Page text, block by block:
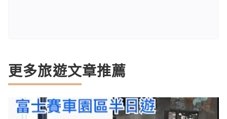
更多旅遊文章推薦